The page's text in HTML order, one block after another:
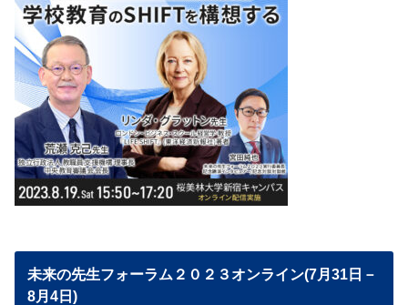
未来の先生フォーラム２０２３オンライン(7月31日－
8月4日)